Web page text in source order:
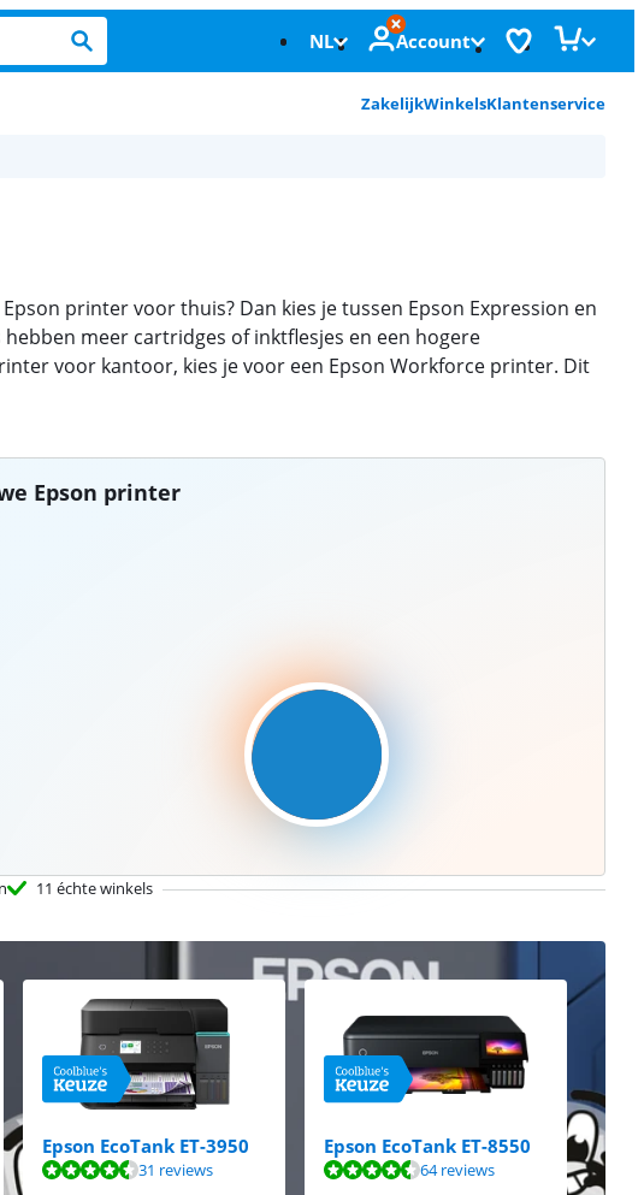
NL Account
ZakelijkWinkelsKlantenservice
printer voor thuis? Dan kies je tussen Epson Expression en
meer cartridges of inktflesjes en een hogere
voor kantoor, kies je voor een Epson Workforce printer. Dit
Epson printer
11 échte winkels
Epson EcoTank ET-3950
31 reviews
Epson EcoTank ET-8550
64 reviews